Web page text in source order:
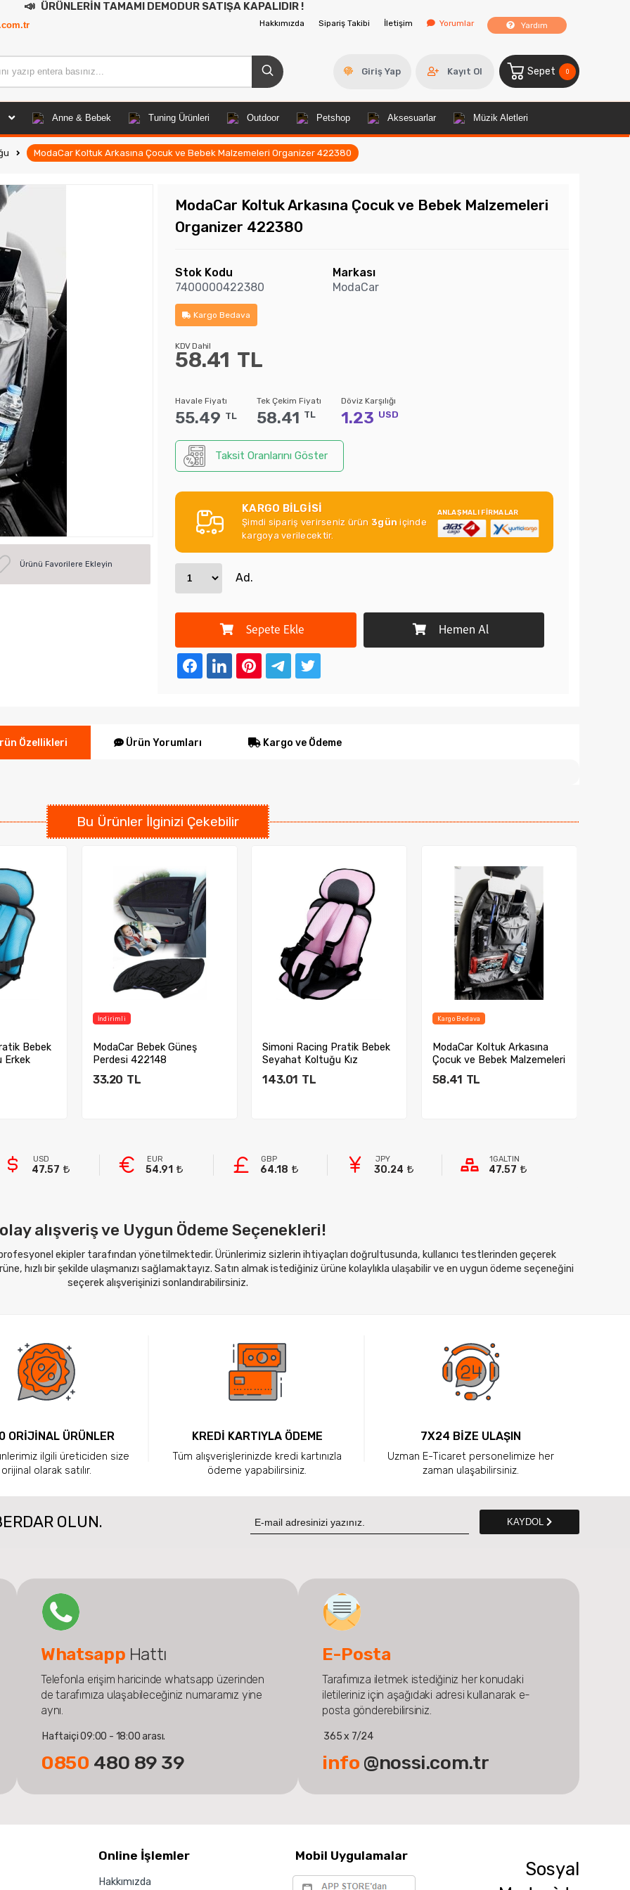
TAMAMI DEMODUR SATIŞA KAPALIDIR !
Hakkımızda Sipariş Takibi İletişim Yorumlar Yardım
Giriş Yap Kayıt Ol Sepet 0
Anne & Bebek Tuning Ürünleri Outdoor Petshop Aksesuarlar Müzik Aletleri
ModaCar Koltuk Arkasına Çocuk ve Bebek Malzemeleri Organizer 422380
Ürünü Favorilere Ekleyin
ModaCar Koltuk Arkasına Çocuk ve Bebek Malzemeleri
Organizer 422380
Stok Kodu
7400000422380
Markası
ModaCar
Kargo Bedava
58.41 TL
KDV Dahil
Havale Fiyatı
55.49 TL
Tek Çekim Fiyatı
58.41 TL
Döviz Karşılığı
1.23 USD
Taksit Oranlarını Göster
KARGO BİLGİSİ
Şimdi sipariş verirseniz ürün 3gün içinde
kargoya verilecektir.
ANLAŞMALI FİRMALAR
Ad.
Sepete Ekle Hemen Al
Özellikleri Ürün Yorumları Kargo ve Ödeme
Bu Ürünler İlginizi Çekebilir
Bebek
Erkek
İndirimli
ModaCar Bebek Güneş
Perdesi 422148
33.20 TL
Simoni Racing Pratik Bebek
Seyahat Koltuğu Kız
422226
143.01 TL
Kargo Bedava
ModaCar Koltuk Arkasına
Çocuk ve Bebek Malzemeleri
Organize...
58.41 TL
USD
47.57
EUR
54.91
GBP
64.18
JPY
30.24
1GALTIN
47.57
alışveriş ve Uygun Ödeme Seçenekleri!
profesyonel ekipler tarafından yönetilmektedir. Ürünlerimiz sizlerin ihtiyaçları doğrultusunda, kullanıcı testlerinden geçerek
hızlı bir şekilde ulaşmanızı sağlamaktayız. Satın almak istediğiniz ürüne kolaylıkla ulaşabilir ve en uygun ödeme seçeneğini
seçerek alışverişinizi sonlandırabilirsiniz.
ORİJİNAL ÜRÜNLER
ilgili üreticiden size
orijinal olarak satılır.
KREDİ KARTIYLA ÖDEME
Tüm alışverişlerinizde kredi kartınızla
ödeme yapabilirsiniz.
7X24 BİZE ULAŞIN
Uzman E-Ticaret personelimize her
zaman ulaşabilirsiniz.
OLUN. KAYDOL
Whatsapp Hattı
Telefonla erişim haricinde whatsapp üzerinden
de tarafımıza ulaşabileceğiniz numaramız yine
aynı.
Haftaiçi 09:00 - 18:00 arası.
0850 480 89 39
E-Posta
Tarafımıza iletmek istediğiniz her konudaki
iletileriniz için aşağıdaki adresi kullanarak e-
posta gönderebilirsiniz.
365 x 7/24
info @nossi.com.tr
Online İşlemler
Hakkımızda
Mobil Uygulamalar
Sosyal